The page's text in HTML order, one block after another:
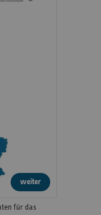
weiter
für das